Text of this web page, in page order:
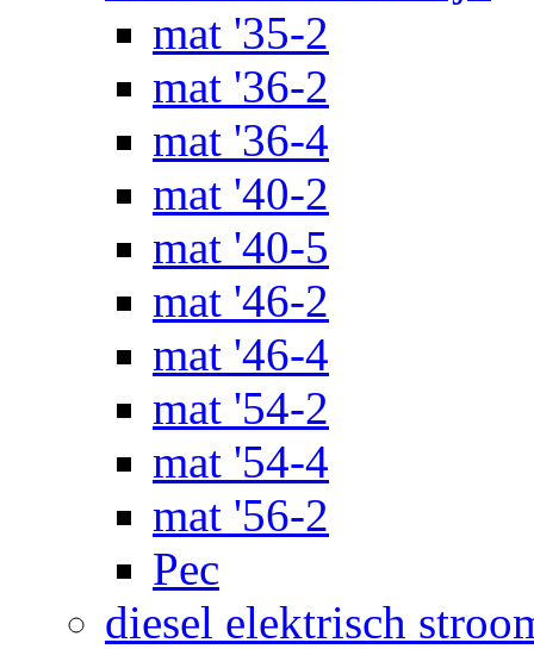
mat '35-2
mat '36-2
mat '36-4
mat '40-2
mat '40-5
mat '46-2
mat '46-4
mat '54-2
mat '54-4
mat '56-2
Pec
diesel elektrisch